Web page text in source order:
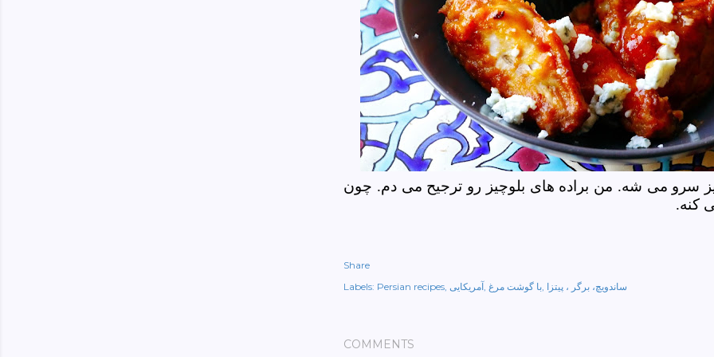
سرو می شه. من براده های بلوچیز رو ترجیح می دم. چون
کنه.
Share
Labels: Persian recipes آمریکایی با گوشت مرغ ساندویچ، برگر ، پیتزا
COMMENTS